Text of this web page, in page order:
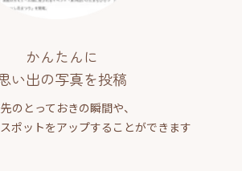
かんたんに
い出の写真を投稿
のとっておきの瞬間や、
ポットをアップすることができます